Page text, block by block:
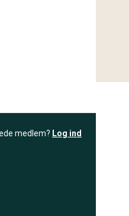
medlem? Log ind